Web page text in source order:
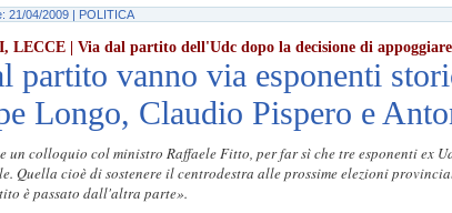
21/04/2009 | POLITICA
LECCE | Via dal partito dell'Udc dopo la decisione di
partito vanno via esponenti
Longo, Claudio Pispero e
un colloquio col ministro Raffaele Fitto, per far sì che tre esponenti ex
Quella cioè di sostenere il centrodestra alle prossime elezioni
è passato dall'altra parte».